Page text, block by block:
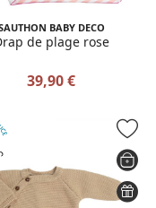
BABY DECO
de plage rose
39,90 €